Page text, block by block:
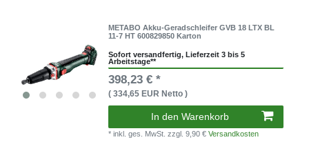
METABO Akku-Geradschleifer GVB 18 LTX BL
11-7 HT 600829850 Karton
Sofort versandfertig, Lieferzeit 3 bis 5
Arbeitstage**
398,23 € *
( 334,65 EUR Netto )
In den Warenkorb
* inkl. ges. MwSt.zzgl. 9,90 €Versandkosten